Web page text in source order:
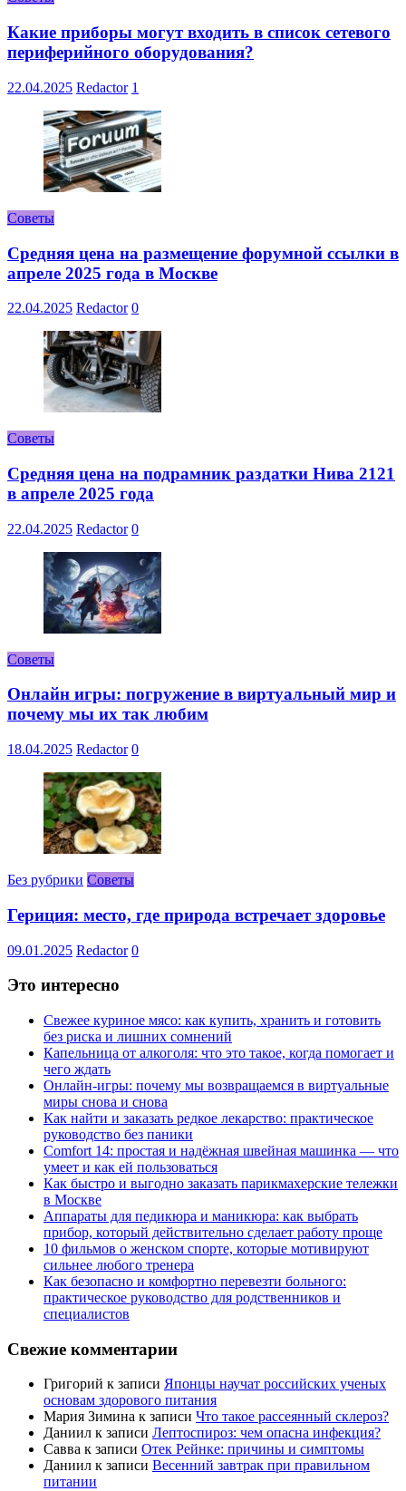
Какие приборы могут входить в список сетевого
периферийного оборудования?
22.04.2025 Redactor 1
Советы
Средняя цена на размещение форумной ссылки в
апреле 2025 года в Москве
22.04.2025 Redactor 0
Советы
Средняя цена на подрамник раздатки Нива 2121
в апреле 2025 года
22.04.2025 Redactor 0
Советы
Онлайн игры: погружение в виртуальный мир и
почему мы их так любим
18.04.2025 Redactor 0
Без рубрики Советы
Гериция: место, где природа встречает здоровье
09.01.2025 Redactor 0
Это интересно
Свежее куриное мясо: как купить, хранить и готовить
без риска и лишних сомнений
Капельница от алкоголя: что это такое, когда помогает и
чего ждать
Онлайн-игры: почему мы возвращаемся в виртуальные
миры снова и снова
Как найти и заказать редкое лекарство: практическое
руководство без паники
Comfort 14: простая и надёжная швейная машинка — что
умеет и как ей пользоваться
Как быстро и выгодно заказать парикмахерские тележки
в Москве
Аппараты для педикюра и маникюра: как выбрать
прибор, который действительно сделает работу проще
10 фильмов о женском спорте, которые мотивируют
сильнее любого тренера
Как безопасно и комфортно перевезти больного:
практическое руководство для родственников и
специалистов
Свежие комментарии
Григорий к записи Японцы научат российских ученых
основам здорового питания
Мария Зимина к записи Что такое рассеянный склероз?
Даниил к записи Лептоспироз: чем опасна инфекция?
Савва к записи Отек Рейнке: причины и симптомы
Даниил к записи Весенний завтрак при правильном
питании